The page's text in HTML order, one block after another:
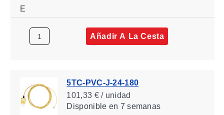
E
Añadir A La Cesta
5TC-PVC-J-24-180
101,33 € / unidad
Disponibleen 7 semanas